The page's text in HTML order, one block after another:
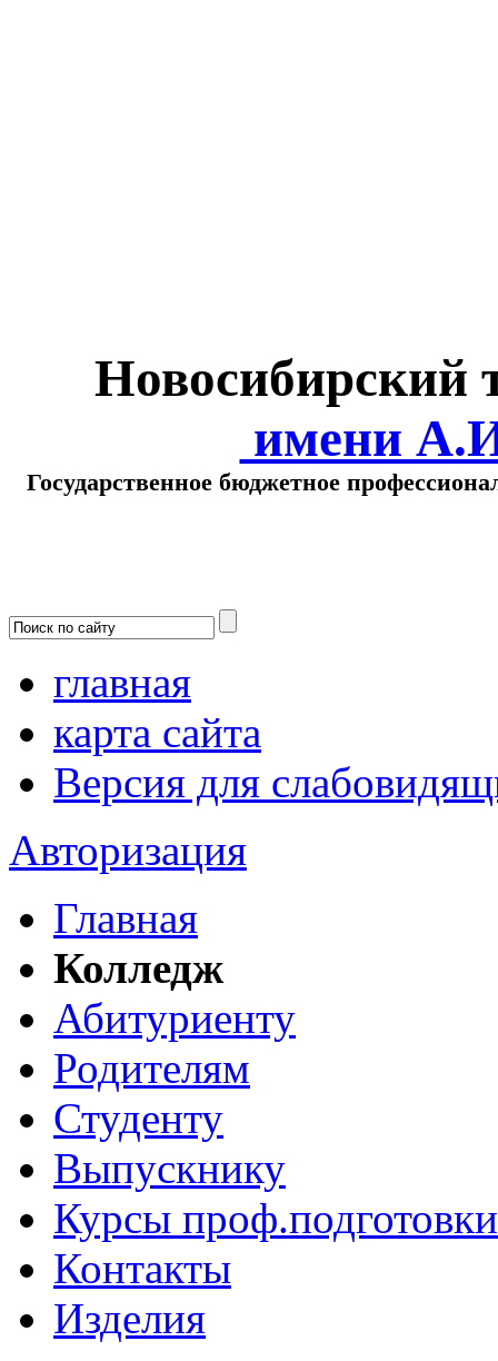
Новосибирский
имени
Государственное бюджетное
главная
карта сайта
Версия для
Авторизация
Главная
Колледж
Абитуриенту
Родителям
Студенту
Выпускнику
Курсы проф.подготовки
Контакты
Изделия